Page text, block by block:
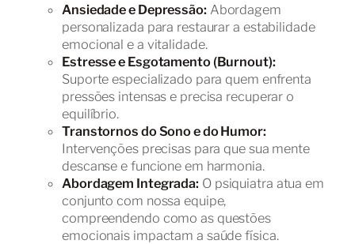
Ansiedade e Depressão: Abordagem
personalizada para restaurar a estabilidade
emocional e a vitalidade.
Estresse e Esgotamento (Burnout):
Suporte especializado para quem enfrenta
pressões intensas e precisa recuperar o
equilíbrio.
Transtornos do Sono e do Humor:
Intervenções precisas para que sua mente
descanse e funcione em harmonia.
Abordagem Integrada: O psiquiatra atua em
conjunto com nossa equipe,
compreendendo como as questões
emocionais impactam a saúde física.